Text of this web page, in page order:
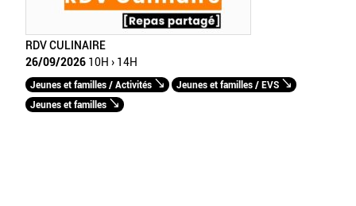
RDV CULINAIRE
26/09/2026 10H › 14H
Jeunes et familles / Activités
Jeunes et familles / EVS
Jeunes et familles